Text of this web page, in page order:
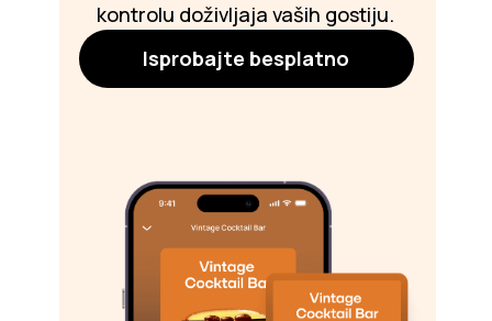
kontrolu doživljaja vaših gostiju.
Isprobajte besplatno